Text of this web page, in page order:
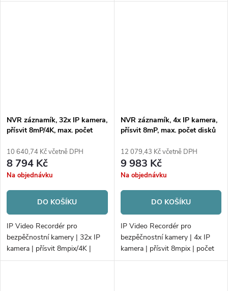
NVR záznamík, 32x IP kamera,
přísvit 8mP/4K, max. počet
10 640,74 Kč včetně DPH
8 794 Kč
Na objednávku
DO KOŠÍKU
IP Video Recordér pro
bezpěčnostní kamery | 32x IP
kamera | přísvit 8mpix/4K |
počet disků 2xHDD |
NVR záznamík, 4x IP kamera,
přísvit 8mP, max. počet disků
12 079,43 Kč včetně DPH
9 983 Kč
Na objednávku
DO KOŠÍKU
IP Video Recordér pro
bezpěčnostní kamery | 4x IP
kamera | přísvit 8mpix | počet
disků 1x HDD | 40 Mbps/80